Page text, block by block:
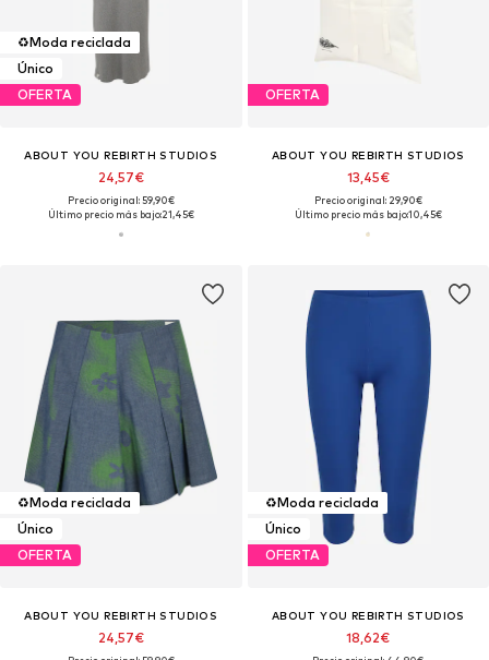
♻️Moda reciclada
Único
OFERTA
ABOUT YOU REBIRTH STUDIOS
24,57€
Precio original: 59,90€
Último precio más bajo:21,45€
OFERTA
ABOUT YOU REBIRTH STUDIOS
13,45€
Precio original: 29,90€
Último precio más bajo:10,45€
♻️Moda reciclada
Único
OFERTA
ABOUT YOU REBIRTH STUDIOS
24,57€
♻️Moda reciclada
Único
OFERTA
ABOUT YOU REBIRTH STUDIOS
18,62€